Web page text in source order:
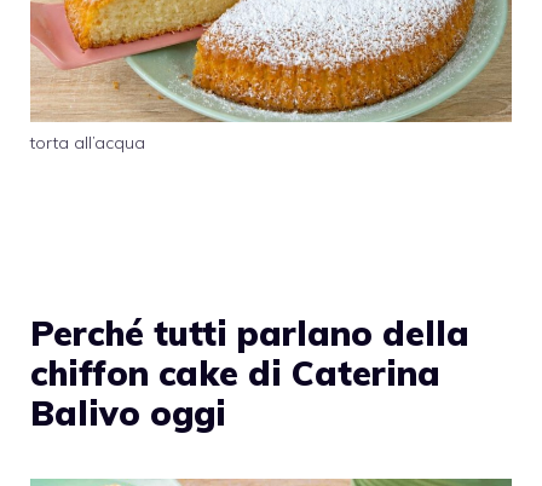
torta all’acqua
Perché tutti parlano della
chiffon cake di Caterina
Balivo oggi